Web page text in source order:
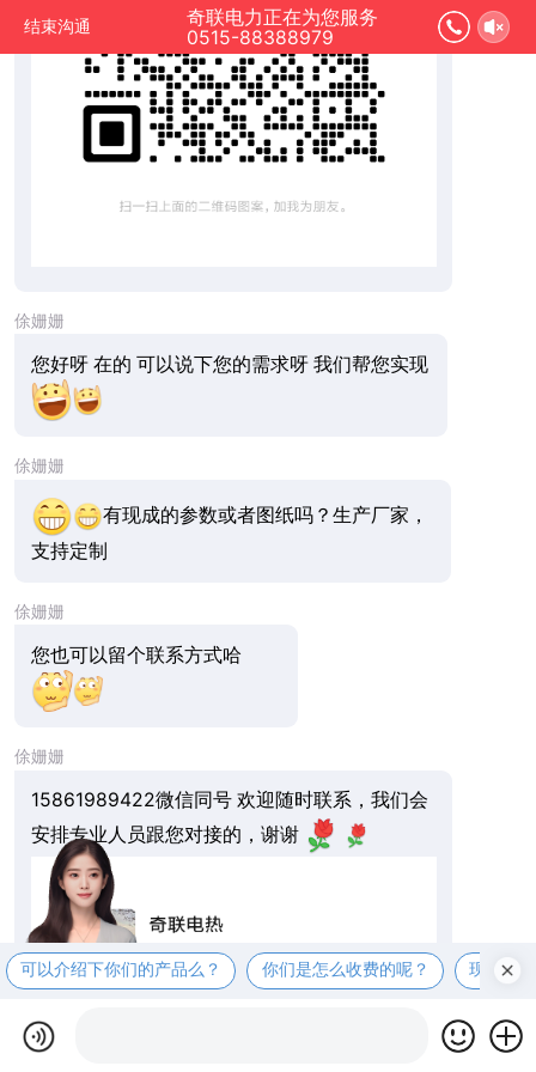
结束沟通
奇联电力正在为您服务
0515-88388979
俆姗姗
您好呀 在的 可以说下您的需求呀 我们帮您实现
俆姗姗
有现成的参数或者图纸吗？生产厂家，
支持定制
俆姗姗
您也可以留个联系方式哈
俆姗姗
15861989422微信同号 欢迎随时联系，我们会
安排专业人员跟您对接的，谢谢
可以介绍下你们的产品么？ 你们是怎么收费的呢？ 现在有